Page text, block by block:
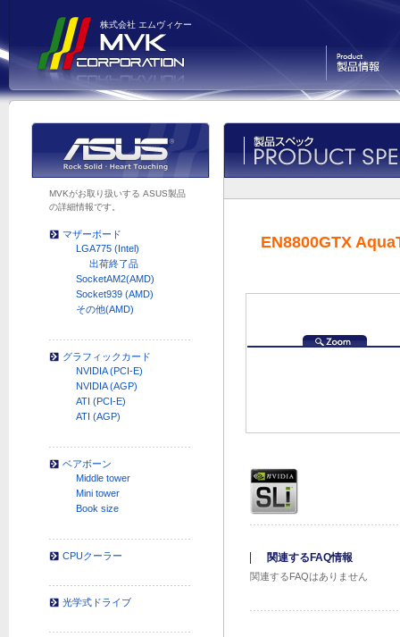
株式会社 エムヴィケー
EN8800GTX
関連するFAQ情報
関連するFAQはありません
MVKがお取り扱いする ASUS製品
の詳細情報です。
マザーボード
LGA775 (Intel)
出荷終了品
SocketAM2(AMD)
Socket939 (AMD)
その他(AMD)
グラフィックカード
NVIDIA (PCI-E)
NVIDIA (AGP)
ATI (PCI-E)
ATI (AGP)
ベアボーン
Middle tower
Mini tower
Book size
CPUクーラー
光学式ドライブ